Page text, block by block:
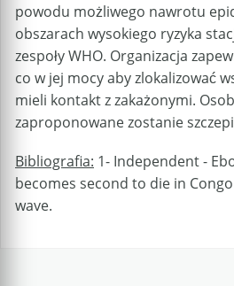
powodu możliwego nawrotu
obszarach wysokiego ryzyka
zespoły WHO. Organizacja
co w jej mocy aby zlokalizować
mieli kontakt z zakażonymi.
zaproponowane zostanie
Bibliografia: 1- Independent -
becomes second to die in
wave.